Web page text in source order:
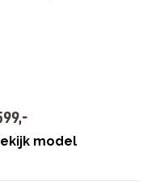
,-
model